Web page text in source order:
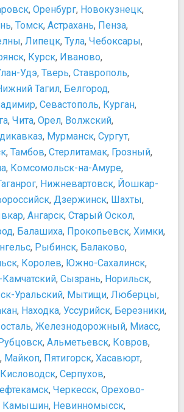
, Оренбург, Новокузнецк,
, Томск, Астрахань, Пенза,
, Липецк, Тула, Чебоксары,
, Курск, Иваново,
Удэ, Тверь, Ставрополь,
Тагил, Белгород,
, Севастополь, Курган,
, Чита, Орел, Волжский,
, Мурманск, Сургут,
, Тамбов, Стерлитамак, Грозный,
, Комсомольск-на-Амуре,
, Нижневартовск, Йошкар-
, Дзержинск, Шахты,
, Ангарск, Старый Оскол,
, Балашиха, Прокопьевск, Химки,
, Рыбинск, Балаково,
, Королев, Южно-Сахалинск,
, Сызрань, Норильск,
Уральский, Мытищи, Люберцы,
, Находка, Уссурийск, Березники,
, Железнодорожный, Миасс,
, Альметьевск, Ковров,
, Майкоп, Пятигорск, Хасавюрт,
Кисловодск, Серпухов,
, Черкесск, Орехово-
Камышин, Невинномысск,